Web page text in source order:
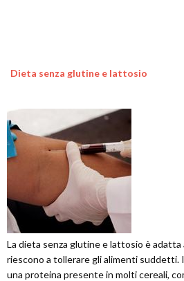
Dieta senza glutine e lattosio
La dieta senza glutine e lattosio è
riescono a tollerare gli alimenti suddetti.
una proteina presente in molti cereali,